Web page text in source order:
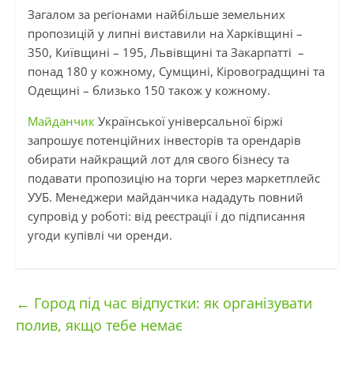
Загалом за регіонами найбільше земельних
пропозицій у липні виставили на Харківщині –
350, Київщині – 195, Львівщині та Закарпатті –
понад 180 у кожному, Сумщині, Кіровоградщині та
Одещині – близько 150 також у кожному.
МайданчикУкраїнської універсальної біржі
запрошує потенційних інвесторів та орендарів
обирати найкращий лот для свого бізнесу та
подавати пропозицію на торги через маркетплейс
УУБ. Менеджери майданчика нададуть повний
супровід у роботі: від реєстрації і до підписання
угоди купівлі чи оренди.
← Город під час відпустки: як організувати
полив, якщо тебе немає